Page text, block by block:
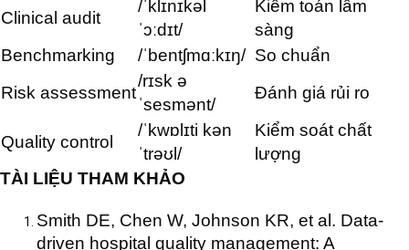
Clinical audit
/ˈklɪnɪkəl
ˈɔːdɪt/
Kiểm toán lâm
sàng
Benchmarking
/ˈbentʃmɑːkɪŋ/ So chuẩn
Risk assessment
/rɪsk ə
ˈsesmənt/
Đánh giá rủi ro
Quality control
/ˈkwɒlɪti kən
ˈtrəʊl/
Kiểm soát chất
lượng
TÀI LIỆU THAM KHẢO
Smith DE, Chen W, Johnson KR, et al. Data-
driven hospital quality management: A